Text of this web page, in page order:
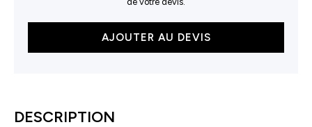
AJOUTER AU DEVIS
DESCRIPTION